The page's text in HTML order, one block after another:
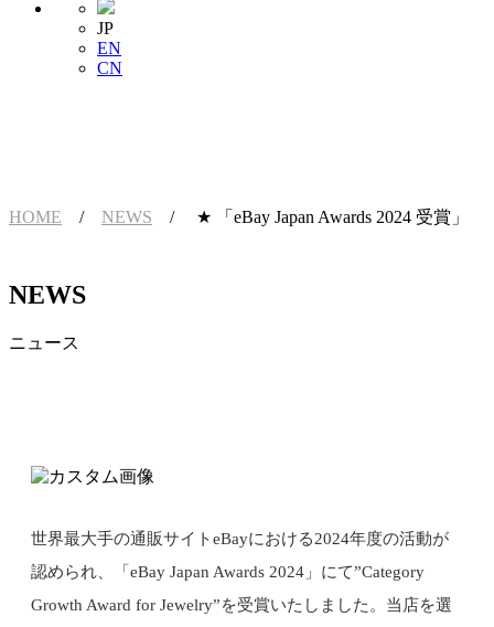
JP
EN
CN
HOME / NEWS / ★ 「eBay Japan Awards 2024 受賞」
NEWS
ニュース
世界最大手の通販サイトeBayにおける2024年度の活動が
認められ、「eBay Japan Awards 2024」にて”Category
Growth Award for Jewelry”を受賞いたしました。当店を選